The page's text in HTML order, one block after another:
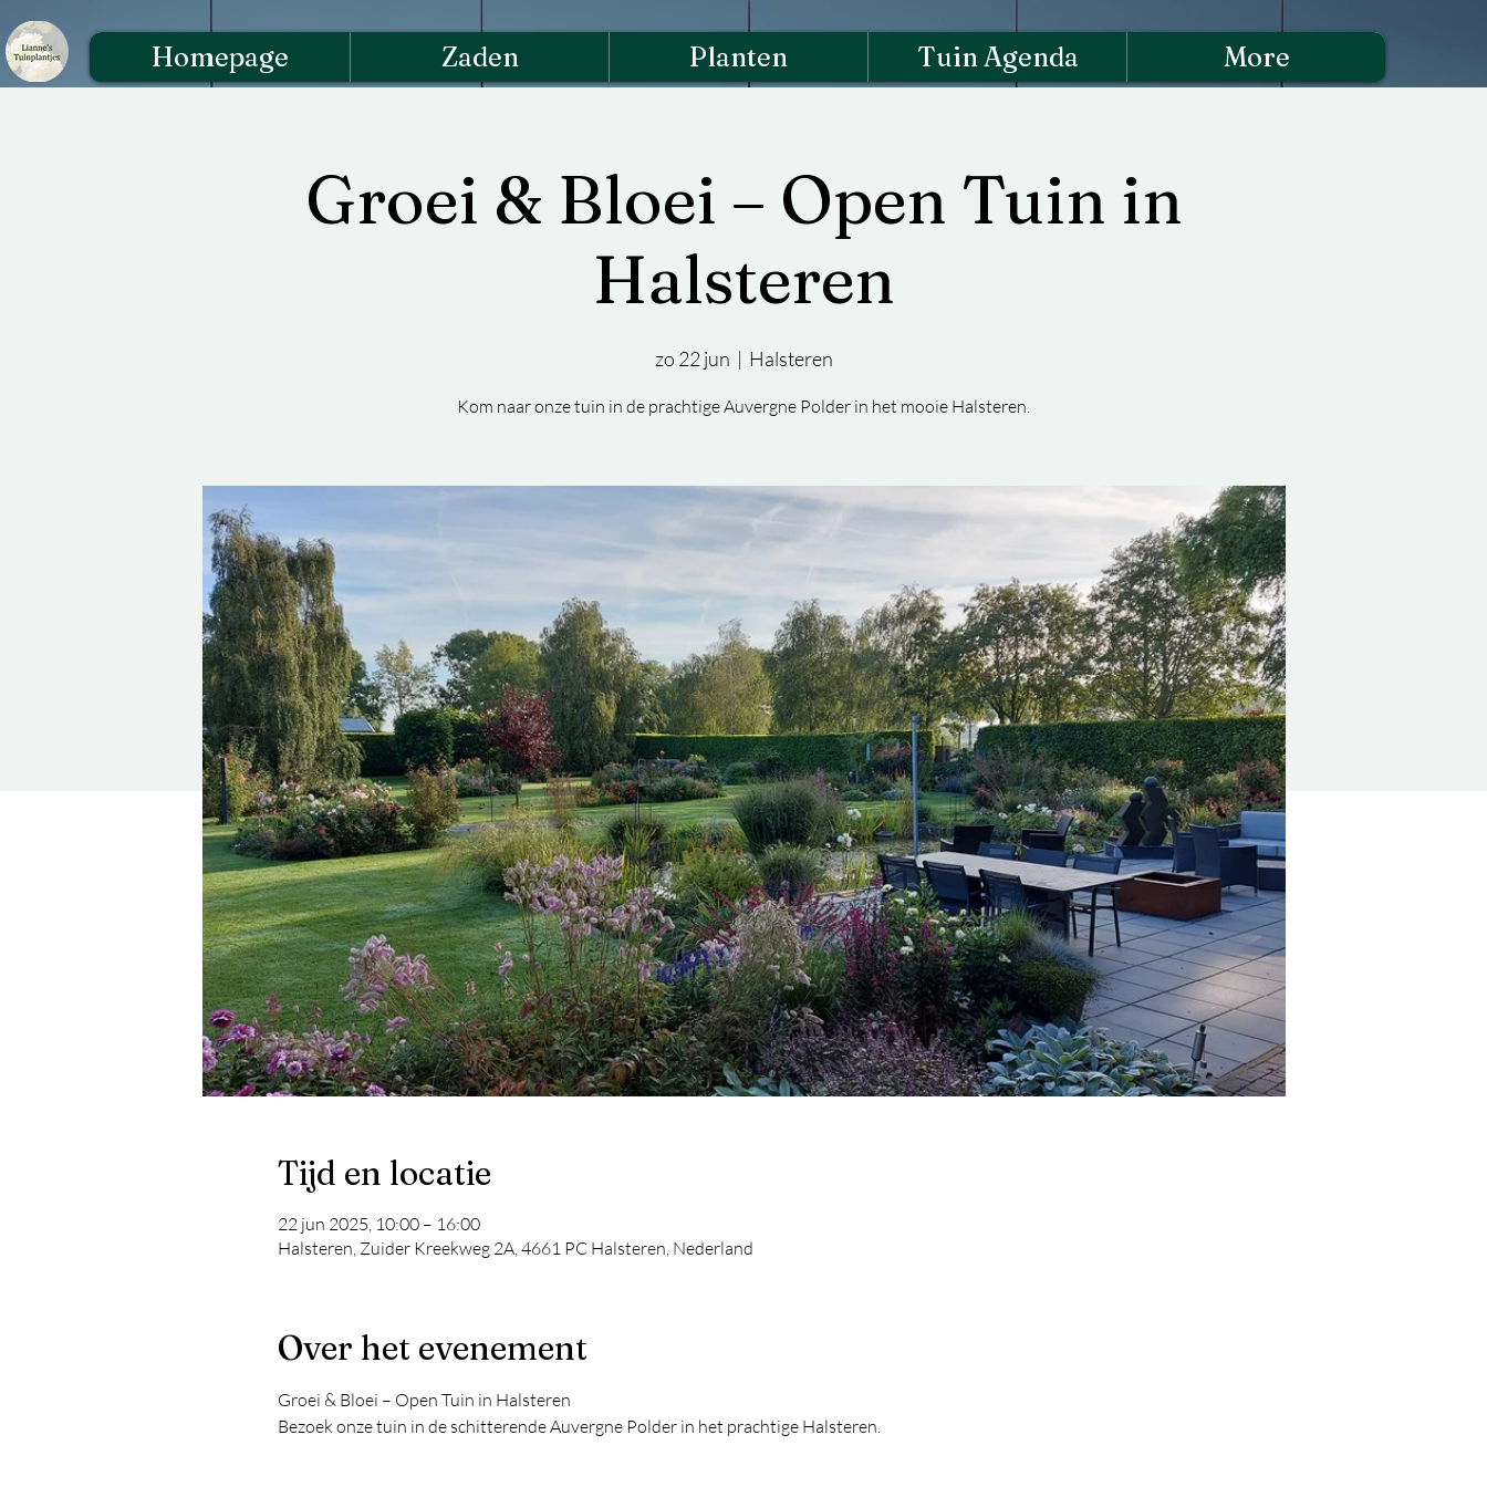
Homepage Zaden Planten Tuin Agenda More
Groei & Bloei – Open Tuin in
Halsteren
zo 22 jun
  |
Halsteren
Kom naar onze tuin in de prachtige Auvergne Polder in het mooie Halsteren.
Tijd en locatie
22 jun 2025, 10:00 – 16:00
Halsteren, Zuider Kreekweg 2A, 4661 PC Halsteren, Nederland
Over het evenement
Groei & Bloei – Open Tuin in Halsteren
Bezoek onze tuin in de schitterende Auvergne Polder in het prachtige Halsteren.